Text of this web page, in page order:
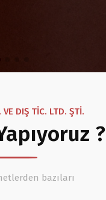
DIŞ TİC. LTD. ŞTİ.
?
bazıları